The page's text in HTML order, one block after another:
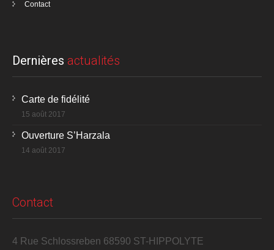
Contact
Dernières actualités
Carte de fidélité
15 août 2017
Ouverture S’Harzala
14 août 2017
Contact
4 Rue Schlossreben 68590 ST-HIPPOLYTE